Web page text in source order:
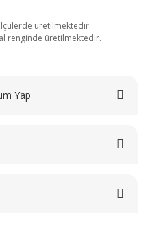
üretilmektedir.
renginde üretilmektedir.
Yap
siz yapın!